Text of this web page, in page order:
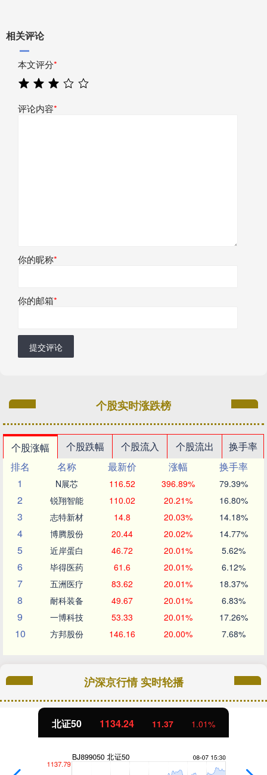
相关评论
本文评分*
评论内容*
你的昵称*
你的邮箱*
提交评论
个股实时涨跌榜
个股涨幅 个股跌幅 个股流入 个股流出
换手率
排名
名称 最新价 涨幅
换手率
1
N展芯 116.52 396.89% 79.39%
2 锐翔智能 110.02 20.21% 16.80%
3 志特新材 14.8 20.03% 14.18%
4 博腾股份 20.44 20.02% 14.77%
5 近岸蛋白 46.72 20.01% 5.62%
6 毕得医药 61.6 20.01% 6.12%
7 五洲医疗 83.62 20.01% 18.37%
8 耐科装备 49.67 20.01% 6.83%
9 一博科技 53.33 20.01% 17.26%
10 方邦股份 146.16 20.00% 7.68%
沪深京行情 实时轮播
北证50 1134.24 11.37 1.01%